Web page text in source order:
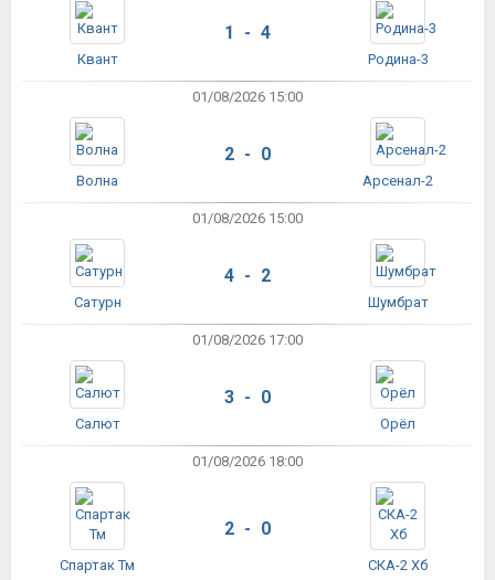
Квант
1 - 4
Родина-3
01/08/2026 15:00
Волна
2 - 0
Арсенал-2
01/08/2026 15:00
Сатурн
4 - 2
Шумбрат
01/08/2026 17:00
Салют
3 - 0
Орёл
01/08/2026 18:00
Спартак Тм
2 - 0
СКА-2 Хб